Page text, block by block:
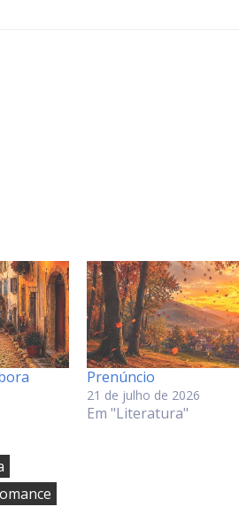
Prenúncio
21 de julho de 2026
Em "Literatura"